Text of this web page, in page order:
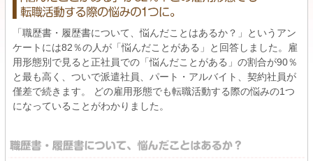
「職歴書・履歴書について、悩んだことはあるか？」というアン
ケートには82％の人が「悩んだことがある」と回答しました。雇
用形態別で見ると正社員での「悩んだことがある」の割合が90％
と最も高く、ついで派遣社員、パート・アルバイト、契約社員が
僅差で続きます。 どの雇用形態でも転職活動する際の悩みの1つ
になっていることがわかりました。